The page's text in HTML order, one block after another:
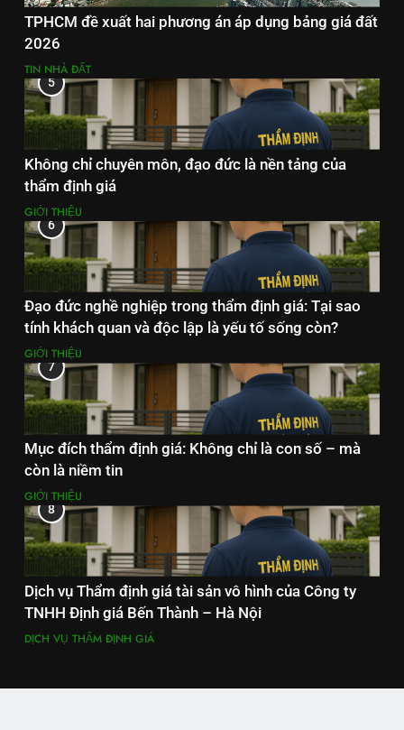
TPHCM đề xuất hai phương án áp dụng bảng giá đất
2026
TIN NHÀ ĐẤT
5
Không chỉ chuyên môn, đạo đức là nền tảng của
thẩm định giá
GIỚI THIỆU
6
Đạo đức nghề nghiệp trong thẩm định giá: Tại sao
tính khách quan và độc lập là yếu tố sống còn?
GIỚI THIỆU
7
Mục đích thẩm định giá: Không chỉ là con số – mà
còn là niềm tin
GIỚI THIỆU
8
Dịch vụ Thẩm định giá tài sản vô hình của Công ty
TNHH Định giá Bến Thành – Hà Nội
DỊCH VỤ THẨM ĐỊNH GIÁ